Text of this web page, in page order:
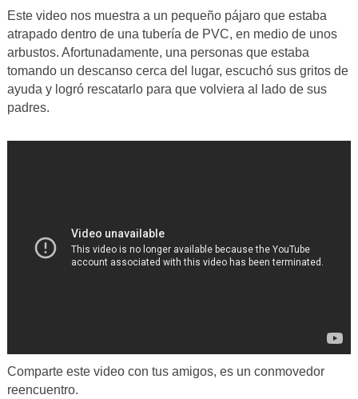
Este video nos muestra a un pequeño pájaro que estaba
atrapado dentro de una tubería de PVC, en medio de unos
arbustos. Afortunadamente, una personas que estaba
tomando un descanso cerca del lugar, escuchó sus gritos de
ayuda y logró rescatarlo para que volviera al lado de sus
padres.
Comparte este video con tus amigos, es un conmovedor
reencuentro.